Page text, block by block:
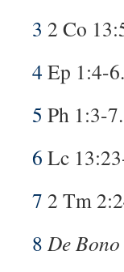
3 2 Co
4 Ep 1:4-6.
5 Ph 1:3-7.
6 Lc
7 2 Tm
8 De